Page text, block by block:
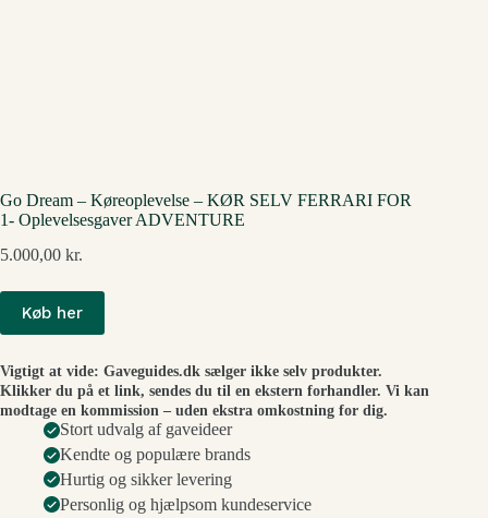
Go Dream – Køreoplevelse – KØR SELV FERRARI FOR
1- Oplevelsesgaver ADVENTURE
5.000,00 kr.
Køb her
Vigtigt at vide: Gaveguides.dk sælger ikke selv produkter.
Klikker du på et link, sendes du til en ekstern forhandler. Vi kan
modtage en kommission – uden ekstra omkostning for dig.
Stort udvalg af gaveideer
Kendte og populære brands
Hurtig og sikker levering
Personlig og hjælpsom kundeservice